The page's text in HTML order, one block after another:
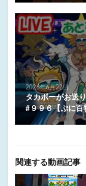
2026年6月22日
タカボーがお送
#９９６【ぷに百
関連する動画記事